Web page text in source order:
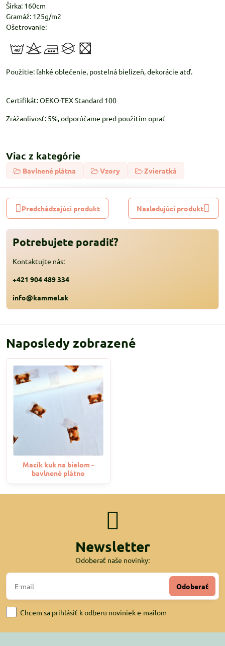
Šírka: 160cm
Gramáž: 125g/m2
Ošetrovanie:
Použitie: ľahké oblečenie, postelná bielizeň, dekorácie atď.
Certifikát: OEKO-TEX Standard 100
Zrážanlivosť: 5%, odporúčame pred použitím oprať
Viac z kategórie
Bavlnené plátna Vzory Zvieratká
Predchádzajúci produkt Nasledujúci produkt
Potrebujete poradiť?
Kontaktujte nás:
+421 904 489 334
info@kammel.sk
Naposledy zobrazené
Macík kuk na bielom -
bavlnené plátno
Newsletter
Odoberať naše novinky:
Odoberať
Chcem sa prihlásiť k odberu noviniek e-mailom